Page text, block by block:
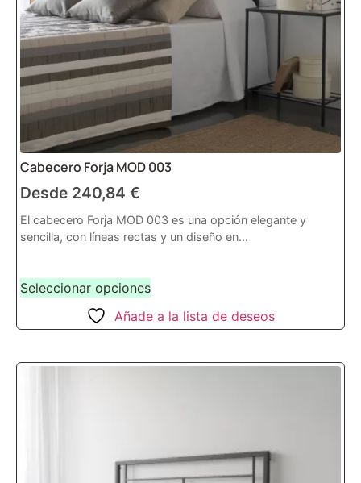
Cabecero Forja MOD 003
Desde 240,84 €
El cabecero Forja MOD 003 es una opción elegante y
sencilla, con líneas rectas y un diseño en...
Seleccionar opciones
Añade a la lista de deseos